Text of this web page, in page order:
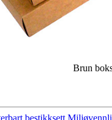
Brun
bestikksett